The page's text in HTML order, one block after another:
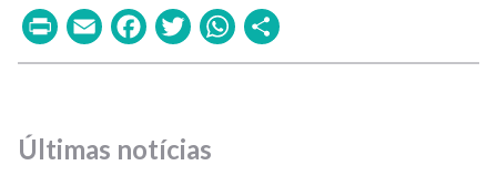
PrintEmailFacebook
TwitterWhatsApp
Últimas notícias